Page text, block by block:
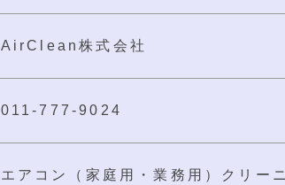
AirClean株式会社
011-777-9024
エアコン（家庭用・業務用） クリー